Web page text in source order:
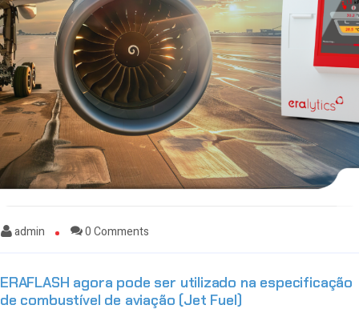
admin 0 Comments
ERAFLASH agora pode ser utilizado na especificação
de combustível de aviação (Jet Fuel)